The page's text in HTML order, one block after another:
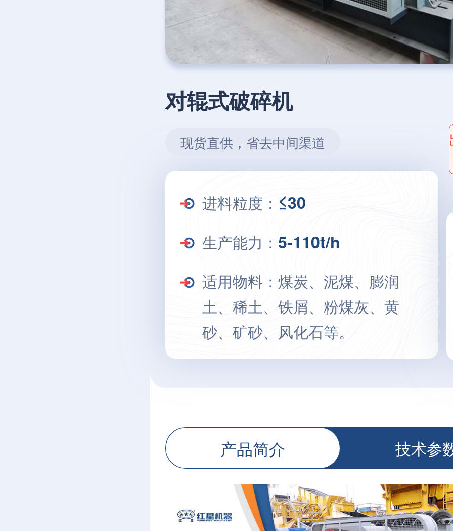
对辊式破碎机
现货直供，省去中间渠道
进料粒度： ≤30
生产能力： 5-110t/h
适用物料：煤炭、泥煤、膨润
土、稀土、铁屑、粉煤灰、黄
砂、矿砂、风化石等。
产品简介 技术参